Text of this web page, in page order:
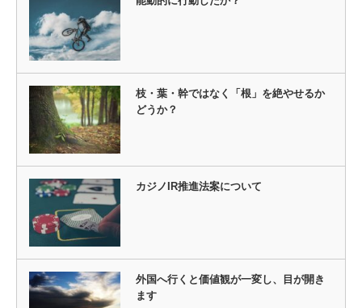
枝・葉・幹ではなく「根」を絶やせるか
どうか？
カジノIR推進法案について
外国へ行くと価値観が一変し、目が開き
ます